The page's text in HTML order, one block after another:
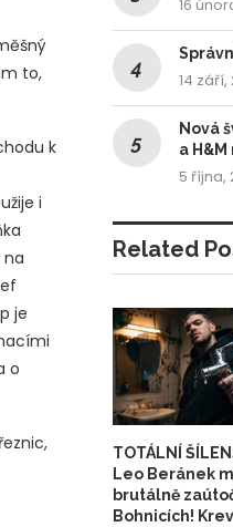
to,
k
i
je
o
16
14 září,
Nová
a
5 října,
Related
TOTÁLNÍ
Leo Beránek
brutálně
Bohnicích!